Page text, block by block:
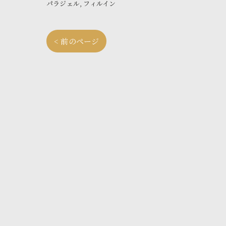
パラジェル フィルイン
< 前のページ